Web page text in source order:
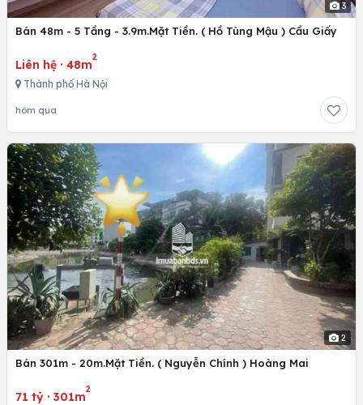
3
Bán 48m - 5 Tầng - 3.9m.Mặt Tiền. ( Hồ Tùng Mậu ) Cầu Giấy
Liên hệ · 48m
2
Thành phố Hà Nội
hôm qua
2
Bán 301m - 20m.Mặt Tiền. ( Nguyễn Chính ) Hoàng Mai
71 tỷ · 301m
2